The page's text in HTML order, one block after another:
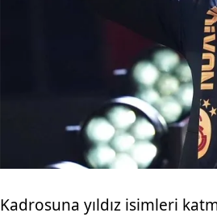
Kadrosuna yıldız isimleri